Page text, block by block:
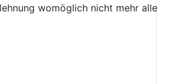
womöglich nicht mehr alle